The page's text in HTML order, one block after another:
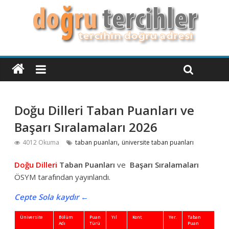
Doğu Dilleri Taban Puanları ve
Başarı Sıralamaları 2026
4012 Okuma taban puanları, üniversite taban puanları
Doğu Dilleri Taban Puanları ve Başarı Sıralamaları
ÖSYM tarafından yayınlandı.
Cepte Sola kaydır ←
Üniversite
Bölüm
Adı
Puan
Türü
Yıl Kont. Yer.
Taban
Puan